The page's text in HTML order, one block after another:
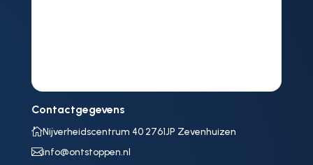
Contactgegevens
Nijverheidscentrum 40 2761JP Zevenhuizen
info@ontstoppen.nl